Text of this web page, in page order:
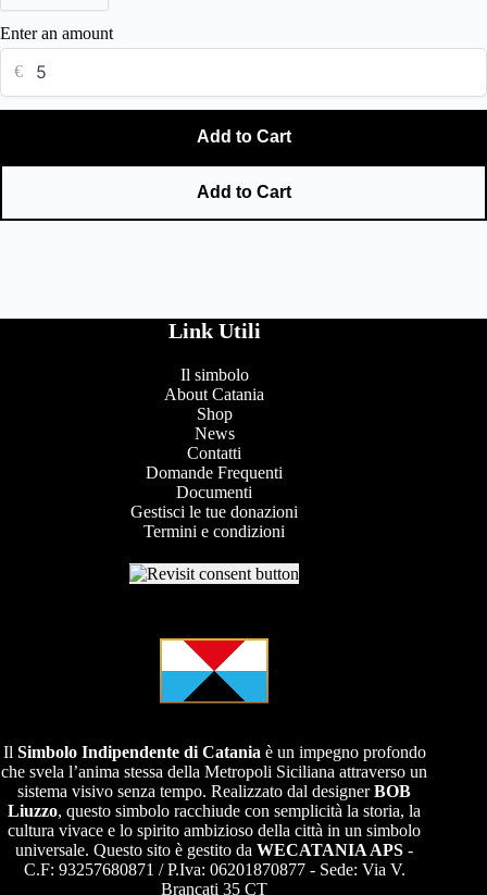
Enter an amount
€
Add to Cart
Add to Cart
Link Utili
Il simbolo
About Catania
Shop
News
Contatti
Domande Frequenti
Documenti
Gestisci le tue donazioni
Termini e condizioni
Il Simbolo Indipendente di Catania è un impegno profondo
che svela l’anima stessa della Metropoli Siciliana attraverso un
sistema visivo senza tempo. Realizzato dal designerBOB
Liuzzo, questo simbolo racchiude con semplicità la storia, la
cultura vivace e lo spirito ambizioso della città in un simbolo
universale. Questo sito è gestito daWECATANIA APS -
C.F: 93257680871 / P.Iva: 06201870877 - Sede: Via V.
Brancati 35 CT
Your review
We are processing it and it will appear on the store soon.